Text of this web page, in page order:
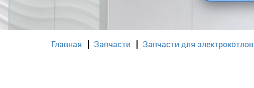
Главная Запчасти Запчасти для электрокотлов